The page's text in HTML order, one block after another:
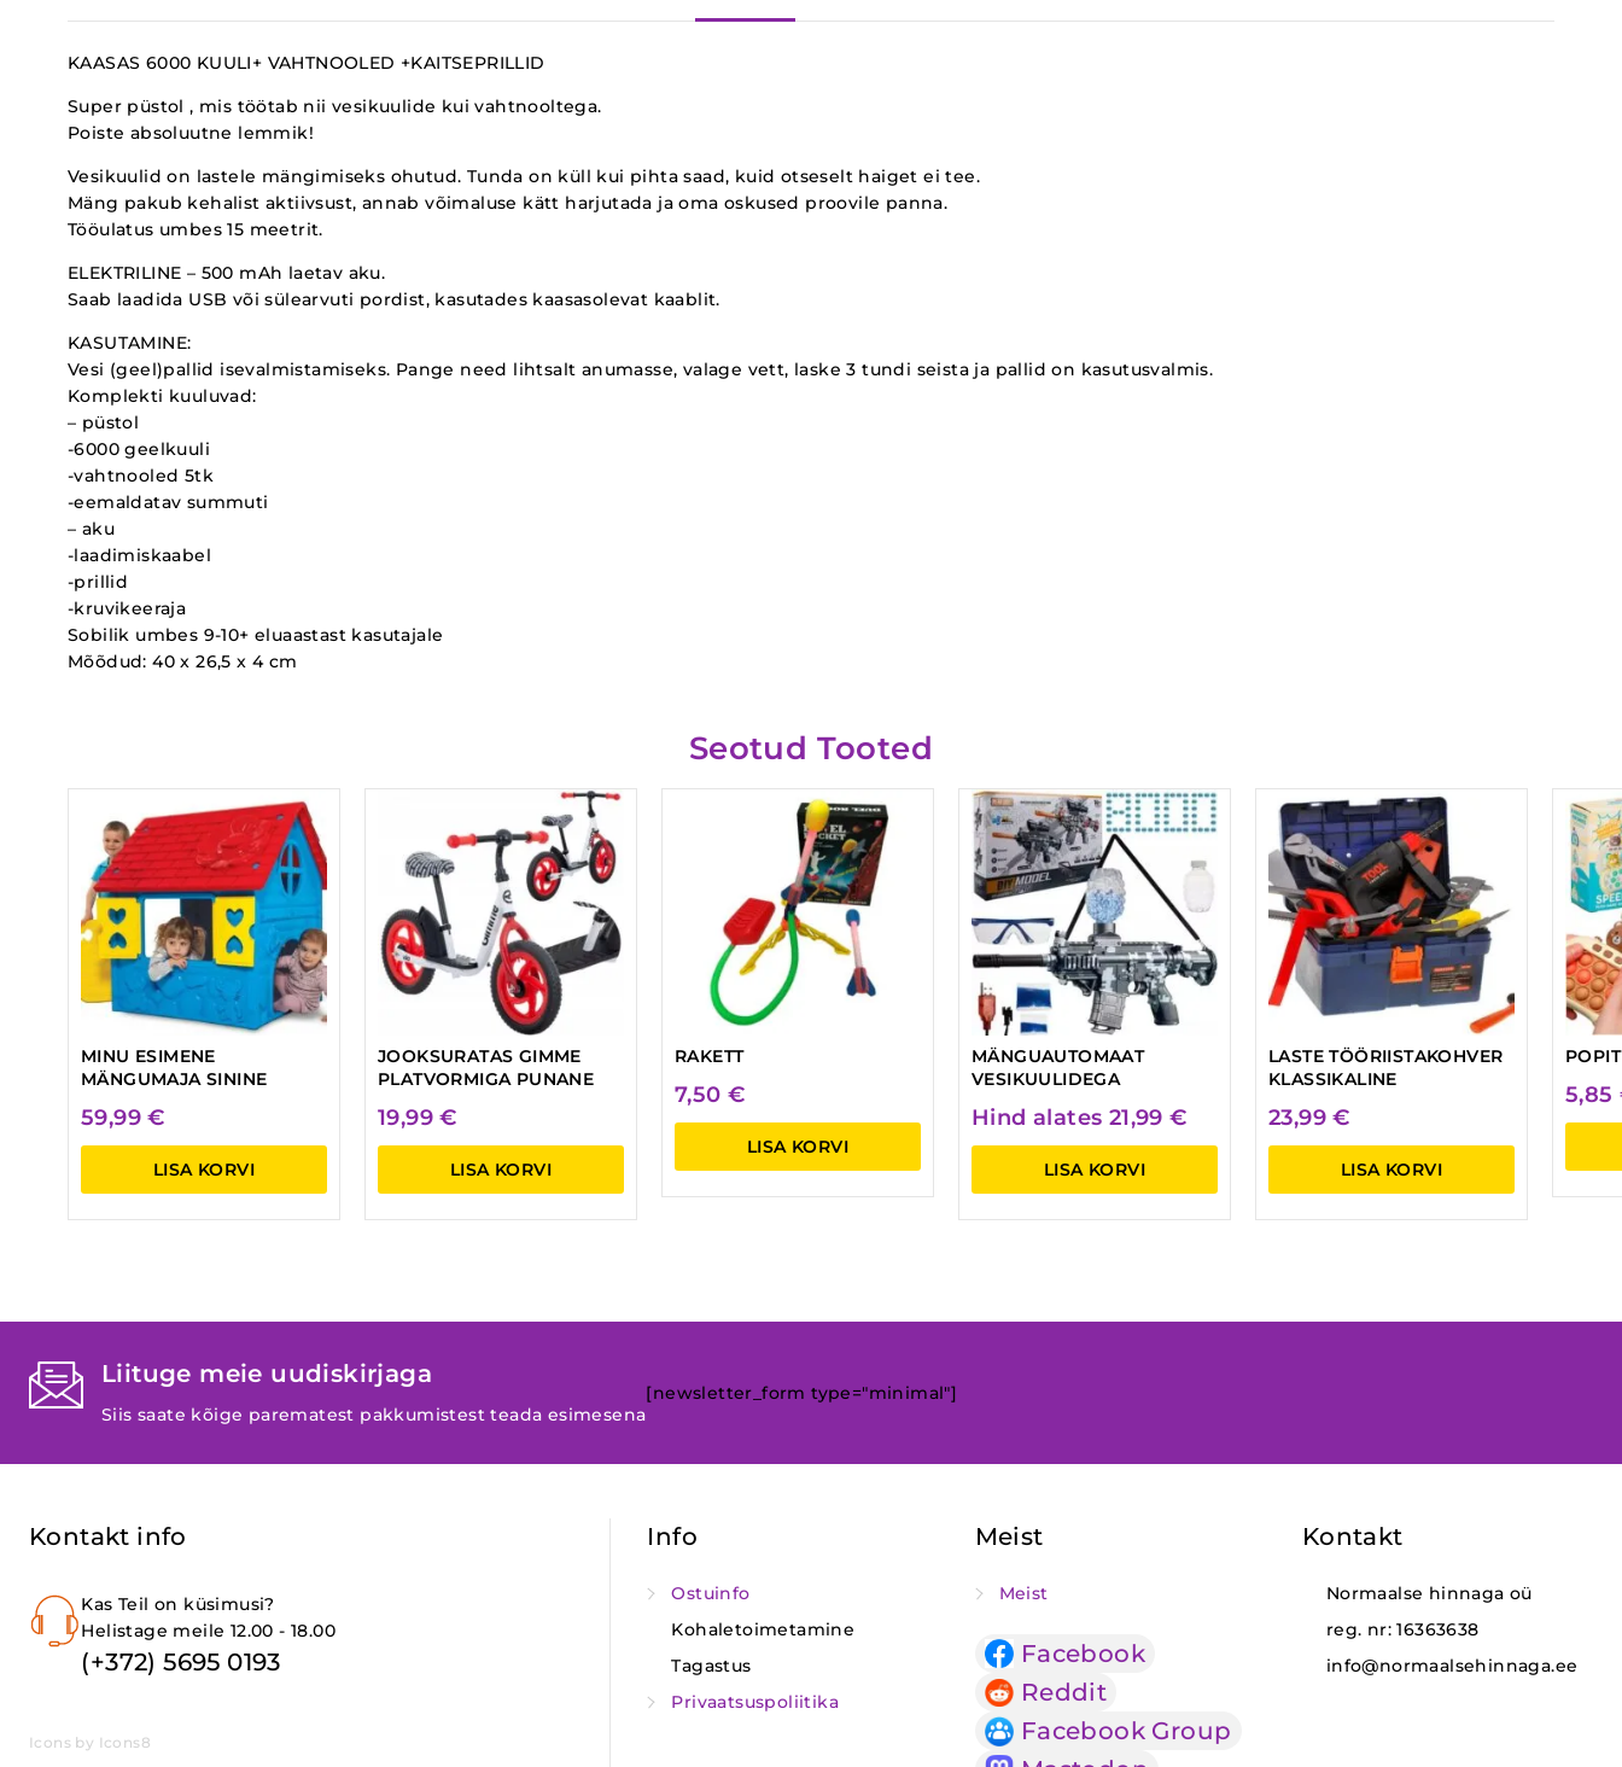
KAASAS 6000 KUULI+ VAHTNOOLED +KAITSEPRILLID
Super püstol , mis töötab nii vesikuulide kui vahtnooltega.
Poiste absoluutne lemmik!
Vesikuulid on lastele mängimiseks ohutud. Tunda on küll kui pihta saad, kuid otseselt haiget ei tee.
Mäng pakub kehalist aktiivsust, annab võimaluse kätt harjutada ja oma oskused proovile panna.
Tööulatus umbes 15 meetrit.
ELEKTRILINE – 500 mAh laetav aku.
Saab laadida USB või sülearvuti pordist, kasutades kaasasolevat kaablit.
KASUTAMINE:
Vesi (geel)pallid isevalmistamiseks. Pange need lihtsalt anumasse, valage vett, laske 3 tundi seista ja pallid on kasutusvalmis.
Komplekti kuuluvad:
– püstol
-6000 geelkuuli
-vahtnooled 5tk
-eemaldatav summuti
– aku
-laadimiskaabel
-prillid
-kruvikeeraja
Sobilik umbes 9-10+ eluaastast kasutajale
Mõõdud: 40 x 26,5 x 4 cm
Seotud Tooted
MINU ESIMENE
MÄNGUMAJA SININE
59,99€
LISA KORVI
JOOKSURATAS GIMME
PLATVORMIGA PUNANE
19,99€
LISA KORVI
RAKETT
7,50 €
LISA KORVI
MÄNGUAUTOMAAT
VESIKUULIDEGA
Hind alates 21,99€
LISA KORVI
LASTE TÖÖRIISTAKOHVER
KLASSIKALINE
23,99€
LISA KORVI
5,85
Liituge meie uudiskirjaga
Siis saate kõige parematest pakkumistest teada esimesena
[newsletter_form type="minimal"]
Kontakt info
Kas Teil on küsimusi?
Helistage meile 12.00 - 18.00
(+372) 5695 0193
Icons by Icons8
Info
Ostuinfo
Kohaletoimetamine
Tagastus
Privaatsuspoliitika
Meist
Meist
Facebook
Reddit
Facebook Group
Kontakt
Normaalse hinnaga oü
reg. nr: 16363638
info@normaalsehinnaga.ee